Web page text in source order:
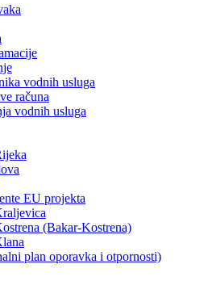
vodnih usluga
računa
vodnih usluga
EU projekta
(Bakar-Kostrena)
plan oporavka i otpornosti)